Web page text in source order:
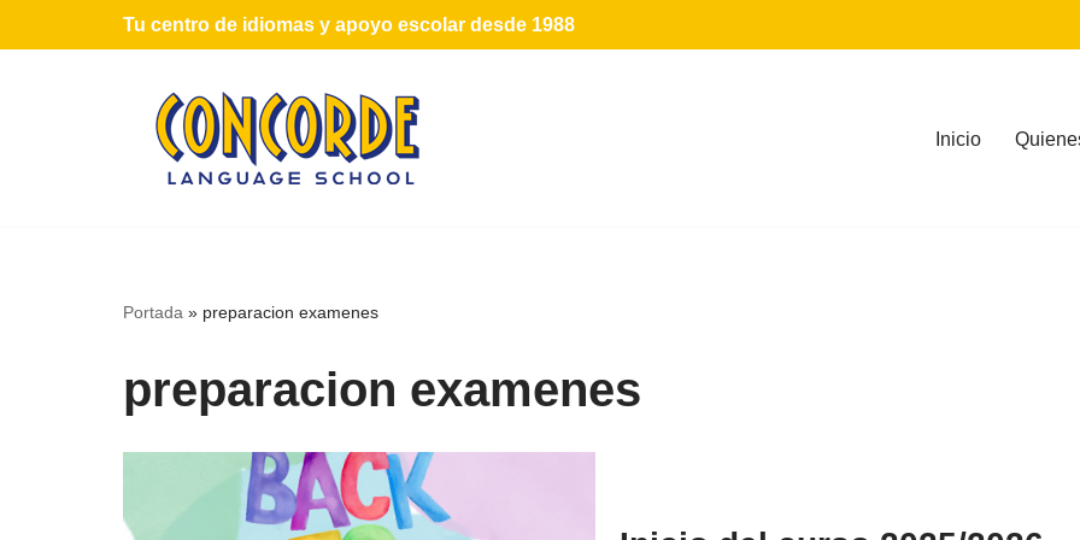
Tu centro de idiomas y apoyo escolar desde 1988
Inicio
Portada » preparacion examenes
preparacion examenes